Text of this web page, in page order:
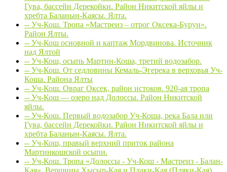
Гува, бассейн Дерекойки. Район Никитской яйлы и
хребта Баланын-Каясы. Ялта.
-- Уч-Кош. Тропа «Мастреиз – отрог Оксека-Бурун».
Район Ялты.
-- Уч-Кош основной и каптаж Мордвинова. Источник
над Ялтой
-- Уч-Кош, осыпь Мартин-Коша, третий водозабор.
-- Уч-Кош. От седловины Кемаль-Эгерека в верховья Уч-
Коша. Района Ялты
-- Уч-Кош. Овраг Оксек, район истоков. 920-ая тропа
-- Уч-Кош — озеро над Долоссы. Район Никитской
яйлы.
-- Уч-Кош. Первый водозабор Уч-Коша, река Бала или
Гува, бассейн Дерекойки. Район Никитской яйлы и
хребта Баланын-Каясы. Ялта.
-- Уч-Кош, правый верхний приток района
Мартинкошской осыпи.
-- Уч-Кош. Тропа «Долоссы - Уч-Кош - Мастреиз - Балан-
Кая». Вершины Хысыр-Кая и Плаки-Кая (Пляки-Кая).